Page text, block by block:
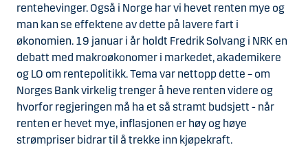
rentehevinger. Også i Norge har vi hevet renten mye og
man kan se effektene av dette på lavere fart i
økonomien. 19 januar i år holdt Fredrik Solvang i NRK en
debatt med makroøkonomer i markedet, akademikere
og LO om rentepolitikk. Tema var nettopp dette – om
Norges Bank virkelig trenger å heve renten videre og
hvorfor regjeringen må ha et så stramt budsjett - når
renten er hevet mye, inflasjonen er høy og høye
strømpriser bidrar til å trekke inn kjøpekraft.